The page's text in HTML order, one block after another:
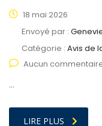
18 mai 2026
Envoyé par :
Catégorie : Avis de
Aucun
…
LIRE PLUS